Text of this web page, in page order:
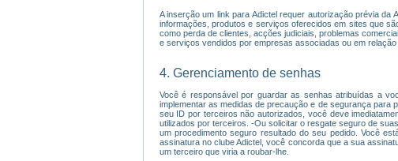
A inserção um link para Adictel requer autorização prévia da
informações, produtos e serviços oferecidos em sites que
como perda de clientes, acções judiciais, problemas
e serviços vendidos por empresas associadas ou em
4. Gerenciamento de senhas
Você é responsável por guardar as senhas atribuídas a
implementar as medidas de precaução e de segurança
seu ID por terceiros não autorizados, você deve
utilizados por terceiros. -Ou solicitar o resgate seguro de
um procedimento seguro resultado do seu pedido. Você
assinatura no clube Adictel, você concorda que a sua
um terceiro que viria a roubar-lhe.